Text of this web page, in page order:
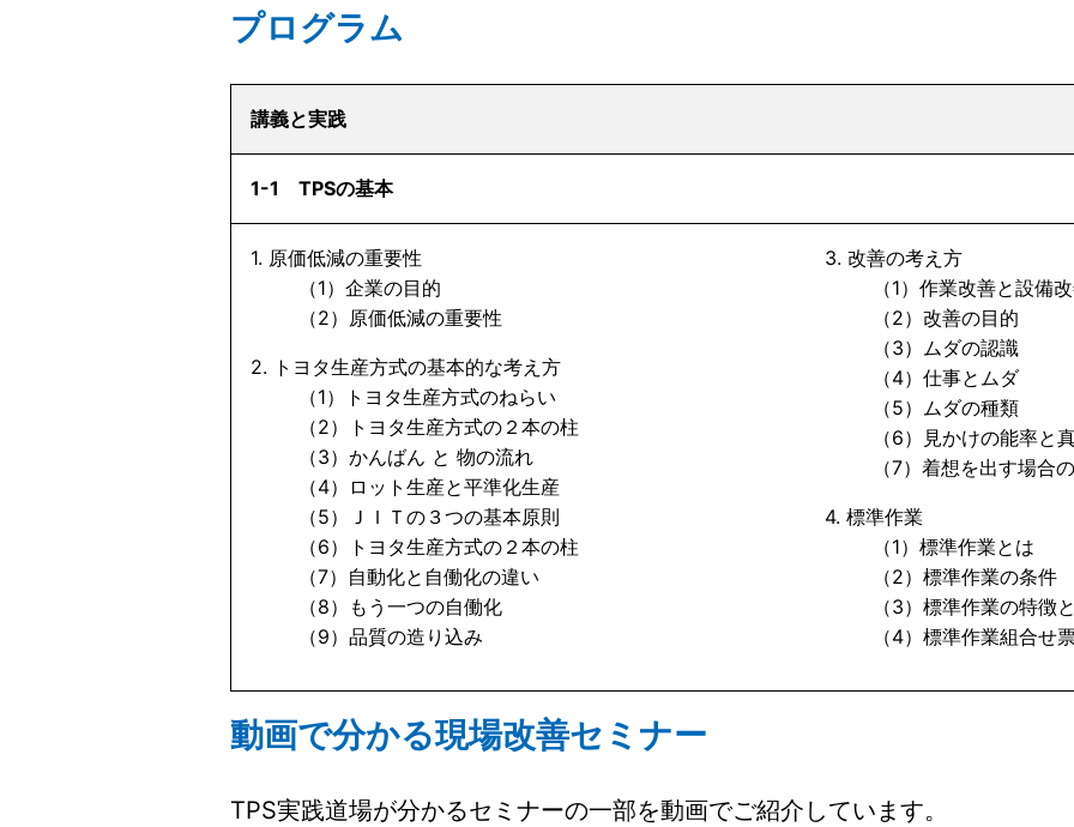
プログラム
講義と実践
1-1 TPSの基本
1. 原価低減の重要性
（1）企業の目的
（2）原価低減の重要性
2. トヨタ生産方式の基本的な考え方
（1）トヨタ生産方式のねらい
（2）トヨタ生産方式の２本の柱
（3）かんばん と 物の流れ
（4）ロット生産と平準化生産
（5）ＪＩＴの３つの基本原則
（6）トヨタ生産方式の２本の柱
（7）自動化と自働化の違い
（8）もう一つの自働化
（9）品質の造り込み
3. 改善の考え方
（1）作業改善と設備
（2）改善の目的
（3）ムダの認識
（4）仕事とムダ
（5）ムダの種類
（6）見かけの能率と真
（7）着想を出す場合の
4. 標準作業
（1）標準作業とは
（2）標準作業の条件
（3）標準作業の特徴と
（4）標準作業組合せ
動画で分かる現場改善セミナー
TPS実践道場が分かるセミナーの一部を動画でご紹介しています。